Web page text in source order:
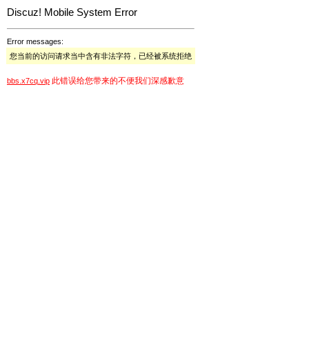
Discuz! Mobile System Error
Error messages:
您当前的访问请求当中含有非法字符，已经被系统拒绝
bbs.x7cq.vip 此错误给您带来的不便我们深感歉意